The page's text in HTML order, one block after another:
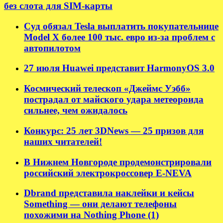
без слота для SIM-карты
Суд обязал Tesla выплатить покупательнице
Model X более 100 тыс. евро из-за проблем с
автопилотом
27 июля Huawei представит HarmonyOS 3.0
Космический телескоп «Джеймс Уэбб»
пострадал от майского удара метеороида
сильнее, чем ожидалось
Конкурс: 25 лет 3DNews — 25 призов для
наших читателей!
В Нижнем Новгороде продемонстрировали
российский электрокроссовер E-NEVA
Dbrand представила наклейки и кейсы
Something — они делают телефоны
похожими на Nothing Phone (1)